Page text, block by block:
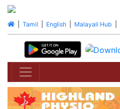
| Tamil English| Malayali Hub